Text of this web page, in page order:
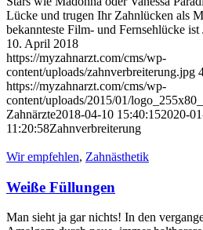
Lücke und trugen Ihr Zahnlücken als
bekannteste Film- und Fernsehlücke
10. April 2018
https://myzahnarzt.com/cms/wp-
content/uploads/zahnverbreiterung.jpg
https://myzahnarzt.com/cms/wp-
content/uploads/2015/01/
Zahnärzte2018-04-10 15:40:152020-
11:20:58Zahnverbreiterung
Wir empfehlen, Zahnästhetik
Weiße Füllungen
Man sieht ja gar nichts! In den